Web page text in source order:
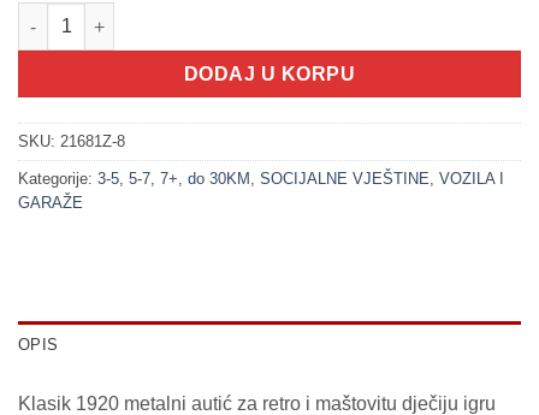
200251-8 Klasik 1920 - style bijela (VOZILA SET) količina
DODAJ U KORPU
SKU: 21681Z-8
Kategorije: 3-5, 5-7, 7+, do 30KM , SOCIJALNE VJEŠTINE, VOZILA I
GARAŽE
OPIS
Klasik 1920 metalni autić za retro i maštovitu dječiju igru